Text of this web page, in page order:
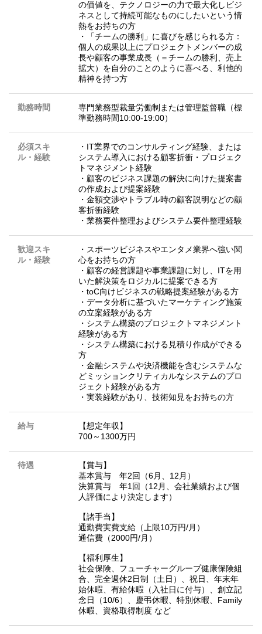
の価値を、テクノロジーの力で最大化しビジ
ネスとして持続可能なものにしたいという情
熱をお持ちの方
・「チームの勝利」に喜びを感じられる方：
個人の成果以上にプロジェクトメンバーの成
長や顧客の事業成長（＝チームの勝利、売上
拡大）を自分のことのように喜べる、利他的
精神を持つ方
勤務時間
専門業務型裁量労働制または管理監督職（標
準勤務時間10:00-19:00）
必須スキ
ル・経験
・IT業界でのコンサルティング経験、または
システム導入における顧客折衝・プロジェク
トマネジメント経験
・顧客のビジネス課題の解決に向けた提案書
の作成および提案経験
・金額交渉やトラブル時の顧客説明などの顧
客折衝経験
・業務要件整理およびシステム要件整理経験
歓迎スキ
ル・経験
・スポーツビジネスやエンタメ業界へ強い関
心をお持ちの方
・顧客の経営課題や事業課題に対し、ITを用
いた解決策をロジカルに提案できる方
・toC向けビジネスの戦略提案経験がある方
・データ分析に基づいたマーケティング施策
の立案経験がある方
・システム構築のプロジェクトマネジメント
経験がある方
・システム構築における見積り作成ができる
方
・金融システムや決済機能を含むシステムな
どミッションクリティカルなシステムのプロ
ジェクト経験がある方
・実装経験があり、技術知見をお持ちの方
給与
【想定年収】
700～1300万円
待遇
【賞与】
基本賞与 年2回（6月、12月）
決算賞与 年1回（12月、会社業績および個
人評価により決定します）
【諸手当】
通勤費実費支給（上限10万円/月）
通信費（2000円/月）
【福利厚生】
社会保険、フューチャーグループ健康保険組
合、完全週休2日制（土日）、祝日、年末年
始休暇、有給休暇（入社日に付与）、創立記
念日（10/6）、慶弔休暇、特別休暇、Family
休暇、資格取得制度 など